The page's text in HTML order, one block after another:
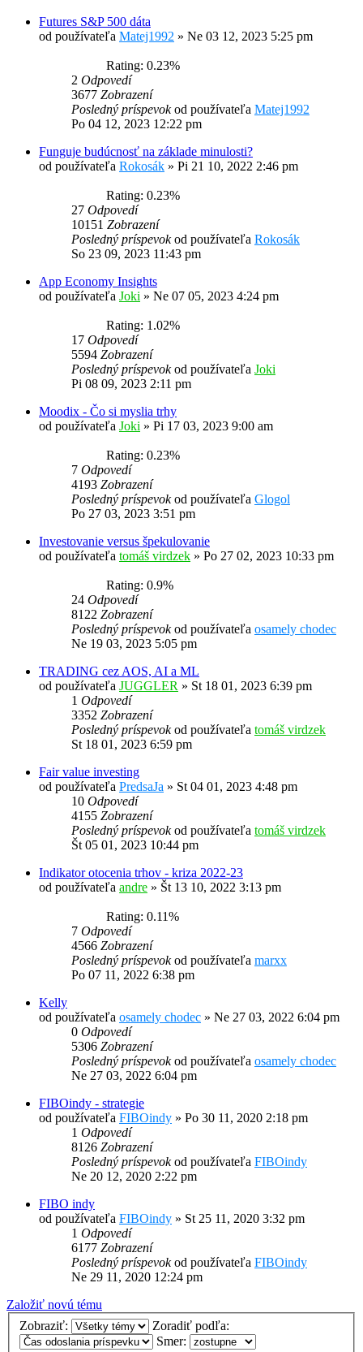
Futures S&P 500 dáta
od používateľa Matej1992 » Ne 03 12, 2023 5:25 pm
Rating: 0.23%
2 Odpovedí
3677 Zobrazení
Posledný príspevokod používateľa Matej1992
Po 04 12, 2023 12:22 pm
Funguje budúcnosť na základe minulosti?
od používateľa Rokosák » Pi 21 10, 2022 2:46 pm
Rating: 0.23%
27 Odpovedí
10151 Zobrazení
Posledný príspevokod používateľa Rokosák
So 23 09, 2023 11:43 pm
App Economy Insights
od používateľa Joki » Ne 07 05, 2023 4:24 pm
Rating: 1.02%
17 Odpovedí
5594 Zobrazení
Posledný príspevokod používateľa Joki
Pi 08 09, 2023 2:11 pm
Moodix - Čo si myslia trhy
od používateľa Joki » Pi 17 03, 2023 9:00 am
Rating: 0.23%
7 Odpovedí
4193 Zobrazení
Posledný príspevokod používateľa Glogol
Po 27 03, 2023 3:51 pm
Investovanie versus špekulovanie
od používateľa tomáš virdzek » Po 27 02, 2023 10:33 pm
Rating: 0.9%
24 Odpovedí
8122 Zobrazení
Posledný príspevokod používateľa osamely chodec
Ne 19 03, 2023 5:05 pm
TRADING cez AOS, AI a ML
od používateľa JUGGLER » St 18 01, 2023 6:39 pm
1 Odpovedí
3352 Zobrazení
Posledný príspevokod používateľa tomáš virdzek
St 18 01, 2023 6:59 pm
Fair value investing
od používateľa PredsaJa » St 04 01, 2023 4:48 pm
10 Odpovedí
4155 Zobrazení
Posledný príspevokod používateľa tomáš virdzek
Št 05 01, 2023 10:44 pm
Indikator otocenia trhov - kriza 2022-23
od používateľa andre » Št 13 10, 2022 3:13 pm
Rating: 0.11%
7 Odpovedí
4566 Zobrazení
Posledný príspevokod používateľa marxx
Po 07 11, 2022 6:38 pm
Kelly
od používateľa osamely chodec » Ne 27 03, 2022 6:04 pm
0 Odpovedí
5306 Zobrazení
Posledný príspevokod používateľa osamely chodec
Ne 27 03, 2022 6:04 pm
FIBOindy - strategie
od používateľa FIBOindy » Po 30 11, 2020 2:18 pm
1 Odpovedí
8126 Zobrazení
Posledný príspevokod používateľa FIBOindy
Ne 20 12, 2020 2:22 pm
FIBO indy
od používateľa FIBOindy » St 25 11, 2020 3:32 pm
1 Odpovedí
6177 Zobrazení
Posledný príspevokod používateľa FIBOindy
Ne 29 11, 2020 12:24 pm
Založiť novú tému
Zobraziť:
Zoradiť podľa:
Smer: